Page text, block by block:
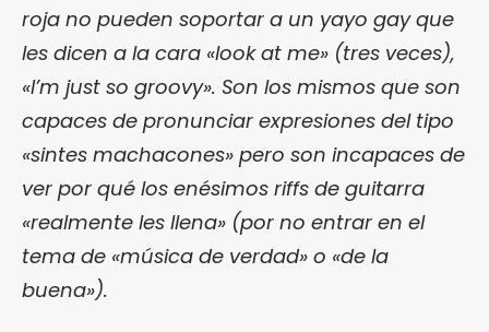
roja no pueden soportar a un yayo gay que
les dicen a la cara «look at me» (tres veces),
«I’m just so groovy». Son los mismos que son
capaces de pronunciar expresiones del tipo
«sintes machacones» pero son incapaces de
ver por qué los enésimos riffs de guitarra
«realmente les llena» (por no entrar en el
tema de «música de verdad» o «de la
buena»).